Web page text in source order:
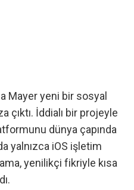
Mayer yeni bir sosyal
çıktı. İddialı bir projeyle
dünya çapında
yalnızca iOS işletim
yenilikçi fikriyle kısa